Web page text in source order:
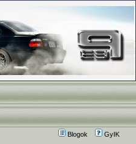
Blogok GyIK